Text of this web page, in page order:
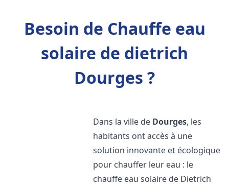
Besoin de Chauffe eau
solaire de dietrich
Dourges ?
Dans la ville de Dourges, les
habitants ont accès à une
solution innovante et écologique
pour chauffer leur eau : le
chauffe eau solaire de Dietrich